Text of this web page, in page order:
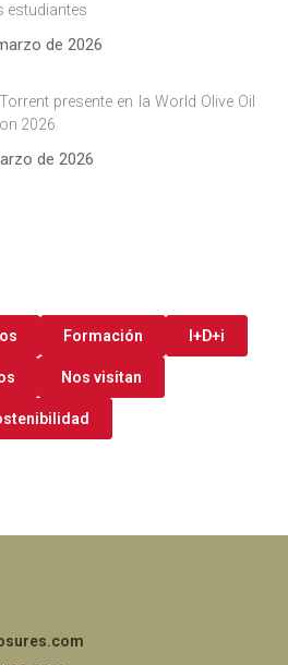
estudiantes
de 2026
presente en la World Olive Oil
2026
de 2026
Formación I+D+i
Nos visitan